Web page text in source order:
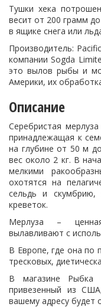
Тушки хека
весит от 200 грамм
в ящике снега или
Производитель:
компании Sogda
это вылов рыбы и
Америки, их
Описание
Серебристая
принадлежащая к
на глубине от 50 м
вес около 2 кг. В
мелкими
охотятся на
сельдь и
креветок.
Мерлуза –
вылавливают с
В Европе, где она по
тресковых,
В магазине
привезенный из
вашему адресу будет